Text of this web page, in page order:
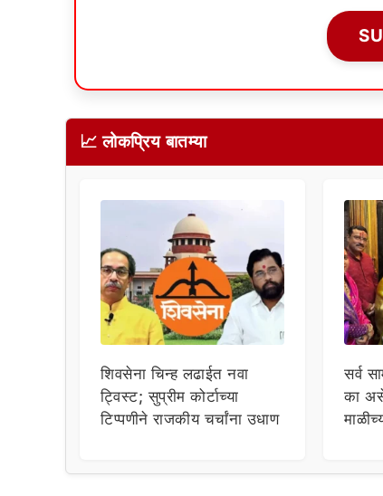
📈 लोकप्रिय बातम्या
शिवसेना चिन्ह लढाईत नवा
ट्विस्ट; सुप्रीम कोर्टाच्या
टिप्पणीने राजकीय चर्चांना उधाण
सर्व
का